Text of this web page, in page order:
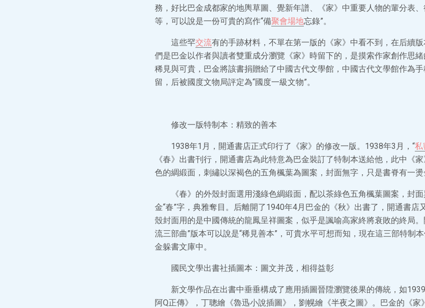
務，好比巴金成都家的地輿草圖、覺新年譜、《家》中重要人物的輩分表
等，可以說是一份可貴的寫作“備聚會場地忘錄”。
這些罕交流有的手跡材料，不單在第一版的《家》中看不到，在后續
們是巴金以作者與讀者雙重成分瀏覽《家》時留下的，是摸索作家創作思
稀見與可貴，巴金將該書捐贈給了中國古代文學館，中國古代文學館作為
留，后被國度文物局評定為“國度一級文物”。
修改一版特制本：精致的善本
1938年1月，開通書店正式印行了《家》的修改一版。1938年3月，“私
《春》出書刊行，開通書店為此特意為巴金裝訂了特制本送給他，此中《
色的綢緞面，刺繡以深褐色的五角楓葉為圖案，封面無字，只是書脊有一燙
《春》的外殼封面選用淺綠色綢緞面，配以茶綠色五角楓葉圖案，封
金“春”字，典雅奪目。后離開了1940年4月巴金的《秋》出書了，開通書店
殼封面用的是中國傳統的龍鳳呈祥圖案，似乎是諷喻高家終將衰敗的終局
流三部曲”版本可以說是“稀見善本”，可貴水平可想而知，現在這三部特制
金躲書文庫中。
國民文學出書社插圖本：圖文并茂，相得益彰
新文學作品在出書中垂垂構成了應用插圖晉陞瀏覽後果的傳統，如
阿Q正傳》，丁聰繪《魯迅小說插圖》，劉幌繪《半夜之圖》。巴金的《家